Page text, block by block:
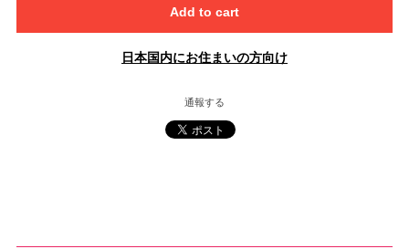
Add to cart
日本国内にお住まいの方向け
通報する